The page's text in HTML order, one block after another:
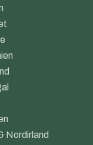
Nordirland